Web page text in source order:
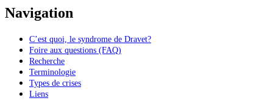
Navigation
C’est quoi, le syndrome de Dravet?
Foire aux questions (FAQ)
Recherche
Terminologie
Types de crises
Liens